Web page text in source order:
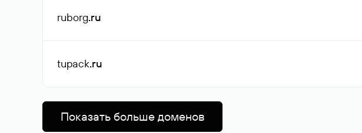
ruborg.ru
tupack.ru
Показать больше доменов